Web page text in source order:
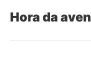
Hora da